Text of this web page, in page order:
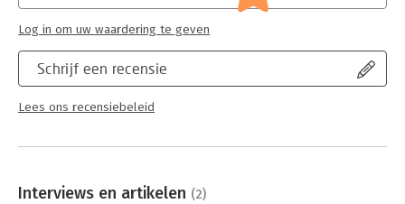
Schrijf een recensie
Lees ons recensiebeleid
Log in om uw waardering te geven
Interviews en artikelen (2)